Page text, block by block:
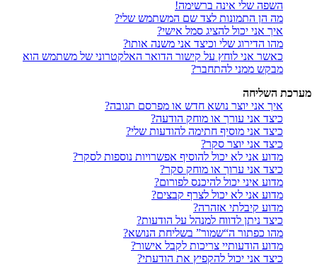
השפה שלי אינה ברשימה!
מה הן התמונות לצד שם המשתמש שלי?
איך אני יכול להציג סמל אישי?
מהו הדירוג שלי וכיצד אני משנה אותו?
כאשר אני לוחץ על קישור הדואר האלקטרוני של משתמש הוא
מבקש ממני להתחבר?
מערכת השליחה
איך אני יוצר נושא חדש או מפרסם תגובה?
כיצד אני עורך או מוחק הודעה?
כיצד אני מוסיף חתימה להודעות שלי?
כיצד אני יוצר סקר?
מדוע אני לא יכול להוסיף אפשרויות נוספות לסקר?
כיצד אני ערוך או מוחק סקר?
מדוע איני יכול להיכנס לפורום?
מדוע אני לא יכול לצרף קבצים?
מדוע קיבלתי אזהרה?
כיצד ניתן לדווח למנהל על הודעות?
מהו כפתור ה“שמור” בשליחת הנושא?
מדוע הודעותיי צריכות לקבל אישור?
כיצד אני יכול להקפיץ את הודעתי?